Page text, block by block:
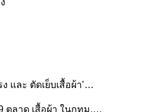
และ ตัดเย็บเสื้อผ้า’…
ตลาด เสื้อผ้า ในกทม.…